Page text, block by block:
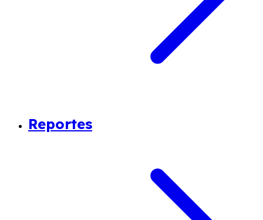
Reportes